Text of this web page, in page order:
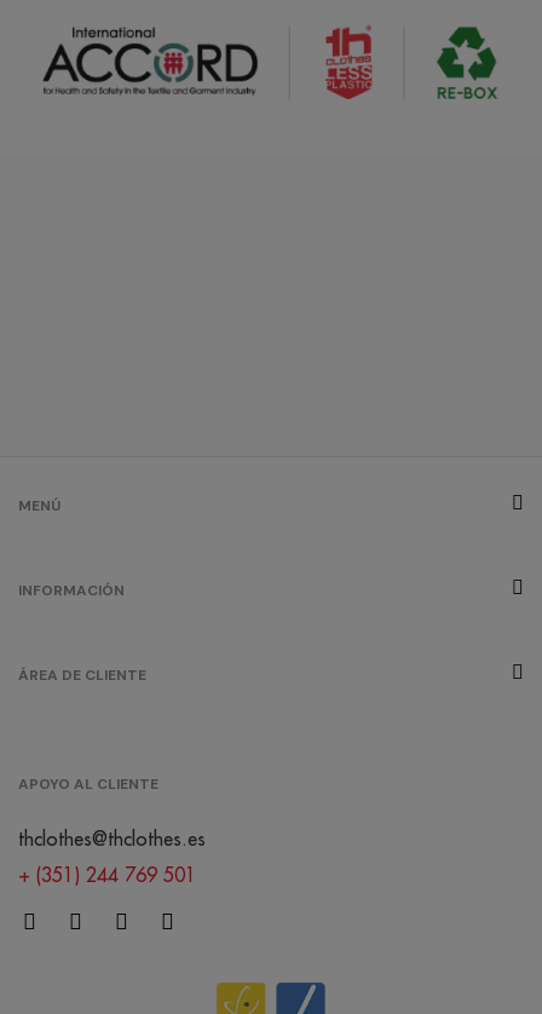
MENÚ
INFORMACIÓN
ÁREA DE CLIENTE
APOYO AL CLIENTE
thclothes@thclothes.es
+ (351) 244 769 501